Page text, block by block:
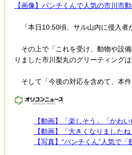
【画像】パンチくんで人気の市川市
「本日10:50頃、サル山内に侵入者
その上で「これを受け、動物や設
りました市川梨丸のグリーティング
そして「今後の対応を含めて、本件
【動画】「楽しそう」「かわ
【動画】「大きくなりました
【写真】“パンチくん”人気で